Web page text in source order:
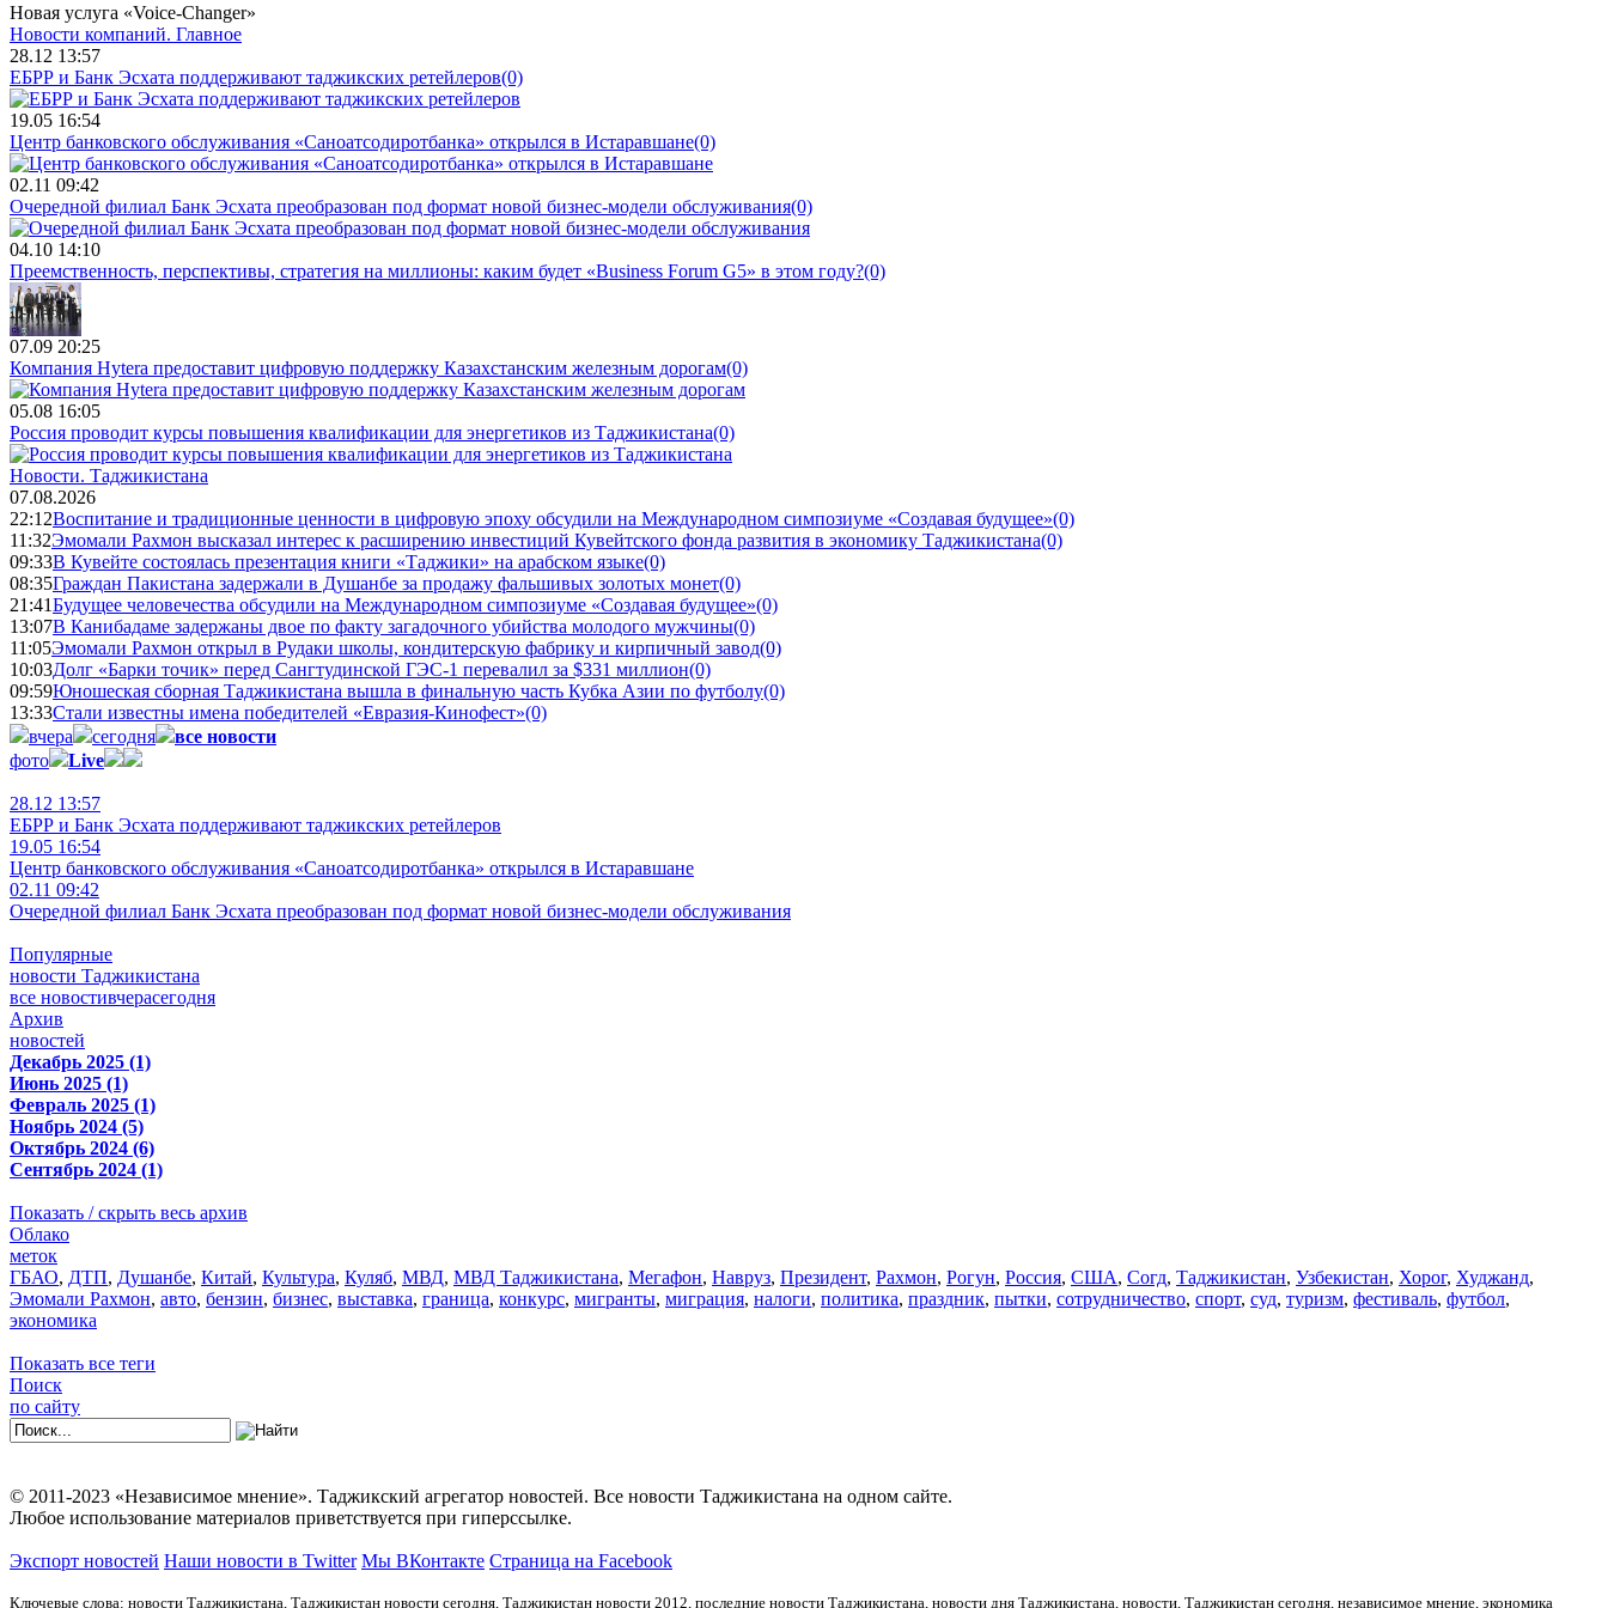
Новая услуга «Voice-Changer»
Новости компаний. Главное
28.12 13:57
ЕБРР и Банк Эсхата поддерживают таджикских ретейлеров(0)
19.05 16:54
Центр банковского обслуживания «Саноатсодиротбанка» открылся в Истаравшане(0)
02.11 09:42
Очередной филиал Банк Эсхата преобразован под формат новой бизнес-модели обслуживания(0)
04.10 14:10
Преемственность, перспективы, стратегия на миллионы: каким будет «Business Forum G5» в этом году?(0)
07.09 20:25
Компания Hytera предоставит цифровую поддержку Казахстанским железным дорогам(0)
05.08 16:05
Россия проводит курсы повышения квалификации для энергетиков из Таджикистана(0)
Новости. Таджикистана
07.08.2026
22:12Воспитание и традиционные ценности в цифровую эпоху обсудили на Международном симпозиуме «Создавая будущее»(0)
11:32Эмомали Рахмон высказал интерес к расширению инвестиций Кувейтского фонда развития в экономику Таджикистана(0)
09:33В Кувейте состоялась презентация книги «Таджики» на арабском языке(0)
08:35Граждан Пакистана задержали в Душанбе за продажу фальшивых золотых монет(0)
21:41Будущее человечества обсудили на Международном симпозиуме «Создавая будущее»(0)
13:07В Канибадаме задержаны двое по факту загадочного убийства молодого мужчины(0)
11:05Эмомали Рахмон открыл в Рудаки школы, кондитерскую фабрику и кирпичный завод(0)
10:03Долг «Барки точик» перед Сангтудинской ГЭС-1 перевалил за $331 миллион(0)
09:59Юношеская сборная Таджикистана вышла в финальную часть Кубка Азии по футболу(0)
13:33Стали известны имена победителей «Евразия-Кинофест»(0)
вчера
сегодня
все новости
фото
Live
28.12 13:57
ЕБРР и Банк Эсхата поддерживают таджикских ретейлеров
19.05 16:54
Центр банковского обслуживания «Саноатсодиротбанка» открылся в Истаравшане
02.11 09:42
Очередной филиал Банк Эсхата преобразован под формат новой бизнес-модели обслуживания
Популярные
новости Таджикистана
все новостивчерасегодня
Архив
новостей
Декабрь 2025 (1)
Июнь 2025 (1)
Февраль 2025 (1)
Ноябрь 2024 (5)
Октябрь 2024 (6)
Сентябрь 2024 (1)
Показать / скрыть весь архив
Облако
меток
ГБАО, ДТП, Душанбе, Китай, Культура, Куляб, МВД, МВД Таджикистана, Мегафон, Навруз, Президент, Рахмон, Рогун, Россия, США, Согд, Таджикистан, Узбекистан, Хорог, Худжанд,
Эмомали Рахмон, авто, бензин, бизнес, выставка, граница, конкурс, мигранты, миграция, налоги, политика, праздник, пытки, сотрудничество, спорт, суд, туризм, фестиваль, футбол,
экономика
Показать все теги
Поиск
по сайту
© 2011-2023 «Независимое мнение». Таджикский агрегатор новостей. Все новости Таджикистана на одном сайте.
Любое использование материалов приветствуется при гиперссылке.
Экспорт новостей Наши новости в Twitter Мы ВКонтакте Страница на Facebook
Ключевые слова: новости Таджикистана, Таджикистан новости сегодня, Таджикистан новости 2012, последние новости Таджикистана, новости дня Таджикистана, новости, Таджикистан сегодня, независимое мнение, экономика